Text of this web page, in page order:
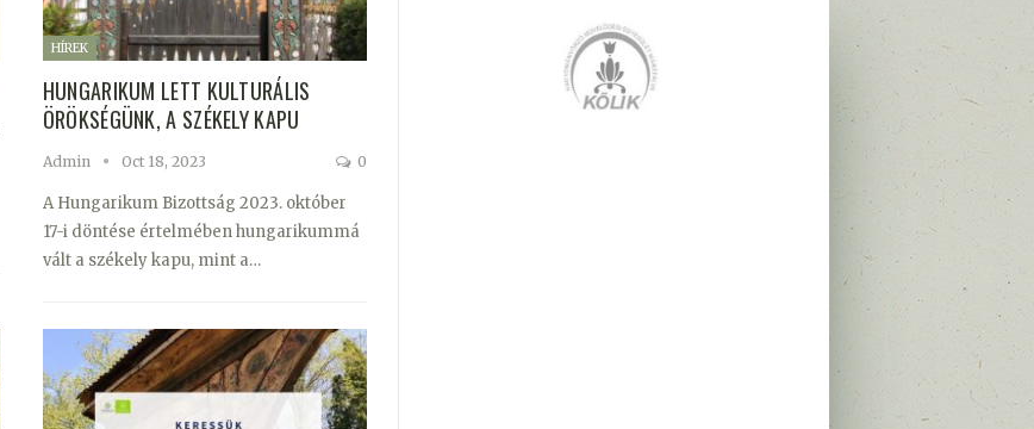
HÍREK
HUNGARIKUM LETT KULTURÁLIS
ÖRÖKSÉGÜNK, A SZÉKELY KAPU
Admin Oct 18, 2023 0
A Hungarikum Bizottság 2023. október
17-i döntése értelmében hungarikummá
vált a székely kapu, mint a…